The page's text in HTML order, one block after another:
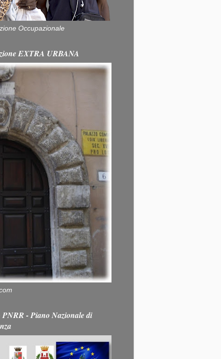
Occupazionale
EXTRA URBANA
- Piano Nazionale di